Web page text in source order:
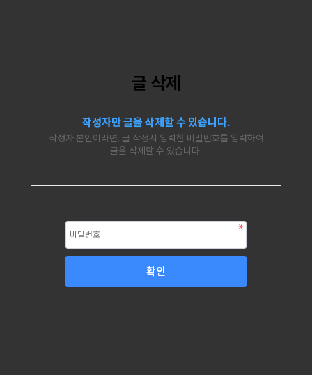
글 삭제
작성자만 글을 삭제할 수 있습니다.
작성자 본인이라면, 글 작성시 입력한 비밀번호를 입력하여
글을 삭제할 수 있습니다.